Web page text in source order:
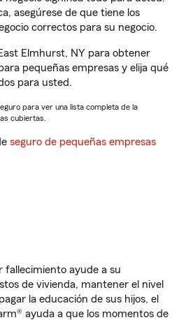
asegúrese de que tiene los
correctos para su negocio.
Elmhurst, NY para obtener
pequeñas empresas y elija qué
para usted.
para ver una lista completa de la
cubiertas.
seguro de pequeñas empresas
fallecimiento ayude a su
de vivienda, mantener el nivel
la educación de sus hijos, el
ayuda a que los momentos de